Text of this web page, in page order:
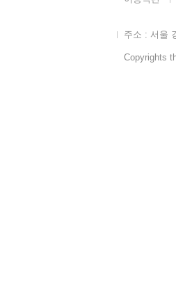
주소 : 서울
Copyrights